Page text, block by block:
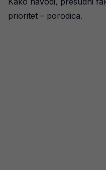
prioritet – porodica.